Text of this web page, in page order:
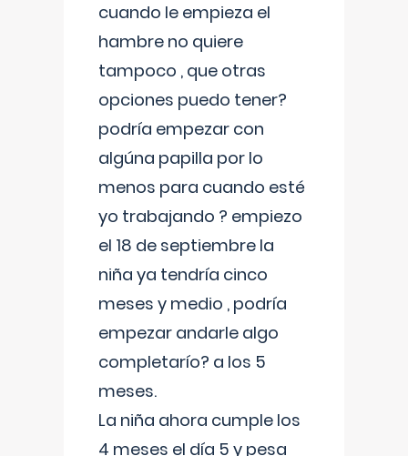
cuando le empieza el
hambre no quiere
tampoco , que otras
opciones puedo tener?
podría empezar con
algúna papilla por lo
menos para cuando esté
yo trabajando ? empiezo
el 18 de septiembre la
niña ya tendría cinco
meses y medio , podría
empezar andarle algo
completarío? a los 5
meses.
La niña ahora cumple los
4 meses el día 5 y pesa